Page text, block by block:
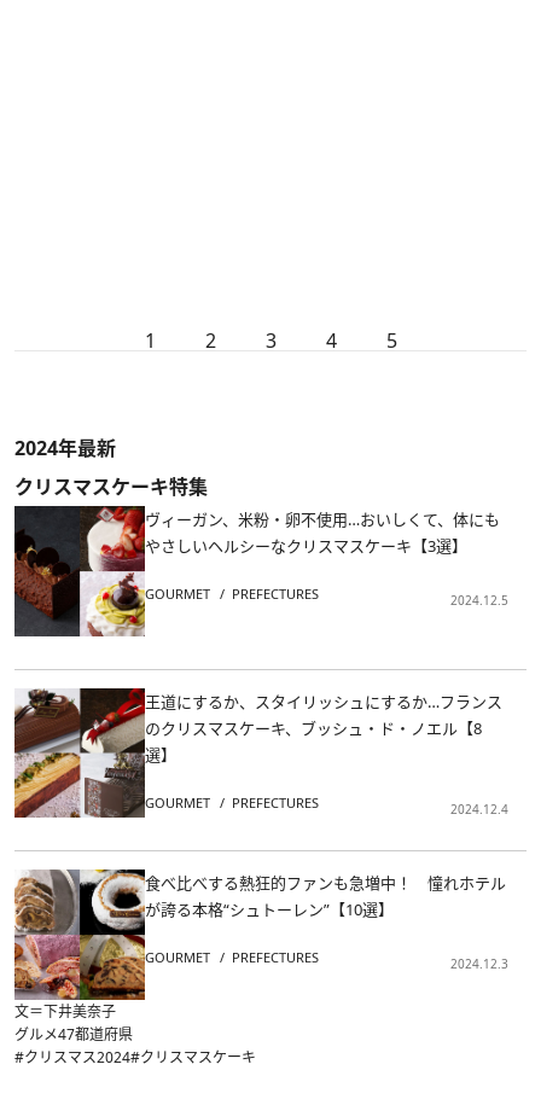
1 2 3 4 5
2024年最新
クリスマスケーキ特集
ヴィーガン、米粉・卵不使用…おいしくて、体にも
やさしいヘルシーなクリスマスケーキ【3選】
GOURMET PREFECTURES 2024.12.5
王道にするか、スタイリッシュにするか…フランス
のクリスマスケーキ、ブッシュ・ド・ノエル【8
選】
GOURMET PREFECTURES 2024.12.4
食べ比べする熱狂的ファンも急増中！ 憧れホテル
が誇る本格“シュトーレン”【10選】
GOURMET PREFECTURES 2024.12.3
文＝下井美奈子
グルメ47都道府県
#クリスマス2024#クリスマスケーキ